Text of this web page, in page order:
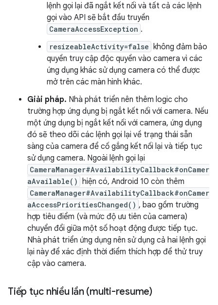
lệnh gọi lại đã ngắt kết nối và tất cả các lệnh
gọi vào API sẽ bắt đầu truyền
CameraAccessException .
resizeableActivity=false không đảm bảo
quyền truy cập độc quyền vào camera vì các
ứng dụng khác sử dụng camera có thể được
mở trên các màn hình khác.
Giải pháp. Nhà phát triển nên thêm logic cho
trường hợp ứng dụng bị ngắt kết nối với camera. Nếu
một ứng dụng bị ngắt kết nối với camera, ứng dụng
đó sẽ theo dõi các lệnh gọi lại về trạng thái sẵn
sàng của camera để cố gắng kết nối lại và tiếp tục
sử dụng camera. Ngoài lệnh gọi lại
CameraManager#AvailabilityCallback#onCamer
aAvailable() hiện có, Android 10 còn thêm
CameraManager#AvailabilityCallback#onCamer
aAccessPrioritiesChanged() , bao gồm trường
hợp tiêu điểm (và mức độ ưu tiên của camera)
chuyển đổi giữa một số hoạt động được tiếp tục.
Nhà phát triển ứng dụng nên sử dụng cả hai lệnh gọi
lại này để xác định thời điểm thích hợp để thử truy
cập vào camera.
Tiếp tục nhiều lần (multi-resume)